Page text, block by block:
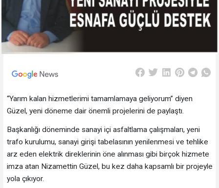
“Yarım kalan hizmetlerimi tamamlamaya geliyorum” diyen
Güzel, yeni döneme dair önemli projelerini de paylaştı.
Başkanlığı döneminde sanayi içi asfaltlama çalışmaları, yeni
trafo kurulumu, sanayi girişi tabelasının yenilenmesi ve tehlike
arz eden elektrik direklerinin öne alınması gibi birçok hizmete
imza atan Nizamettin Güzel, bu kez daha kapsamlı bir projeyle
yola çıkıyor.